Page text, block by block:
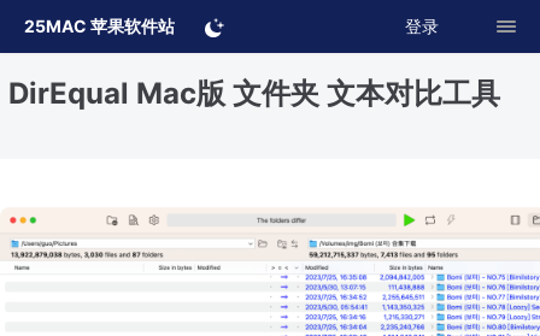
25MAC 苹果软件站 登录
DirEqual Mac版 文件夹 文本对比工具